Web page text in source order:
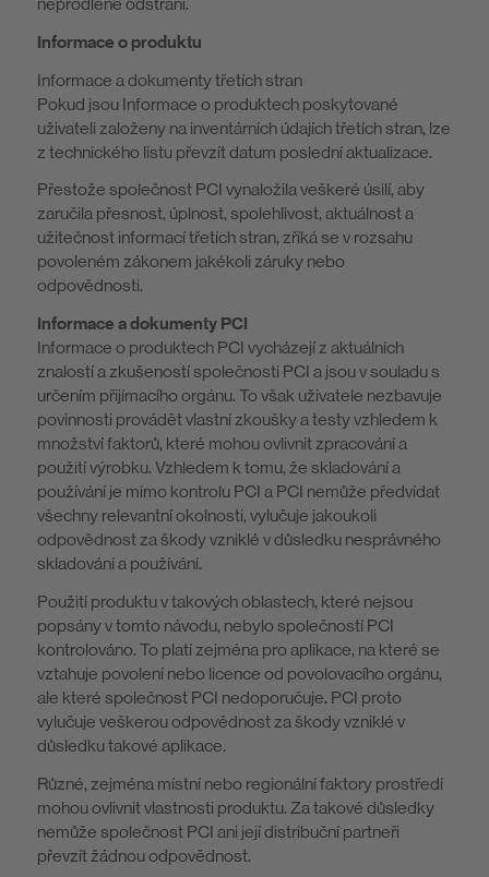
Informace o produktu
Informace a dokumenty třetích stran
Pokud jsou Informace o produktech poskytované
uživateli založeny na inventárních údajích třetích stran, lze
z technického listu převzít datum poslední aktualizace.
Přestože společnost PCI vynaložila veškeré úsilí, aby
zaručila přesnost, úplnost, spolehlivost, aktuálnost a
užitečnost informací třetích stran, zříká se v rozsahu
povoleném zákonem jakékoli záruky nebo
odpovědnosti.
Informace a dokumenty PCI
Informace o produktech PCI vycházejí z aktuálních
znalostí a zkušeností společnosti PCI a jsou v souladu s
určením přijímacího orgánu. To však uživatele nezbavuje
povinnosti provádět vlastní zkoušky a testy vzhledem k
množství faktorů, které mohou ovlivnit zpracování a
použití výrobku. Vzhledem k tomu, že skladování a
používání je mimo kontrolu PCI a PCI nemůže předvídat
všechny relevantní okolnosti, vylučuje jakoukoli
odpovědnost za škody vzniklé v důsledku nesprávného
skladování a používání.
Použití produktu v takových oblastech, které nejsou
popsány v tomto návodu, nebylo společností PCI
kontrolováno. To platí zejména pro aplikace, na které se
vztahuje povolení nebo licence od povolovacího orgánu,
ale které společnost PCI nedoporučuje. PCI proto
vylučuje veškerou odpovědnost za škody vzniklé v
důsledku takové aplikace.
Různé, zejména místní nebo regionální faktory prostředí
mohou ovlivnit vlastnosti produktu. Za takové důsledky
nemůže společnost PCI ani její distribuční partneři
převzít žádnou odpovědnost.